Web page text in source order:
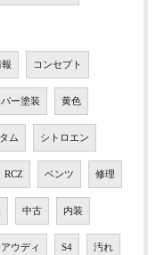
コンセプト
ー塗装 黄色
ム シトロエン
RCZ ベンツ 修理
中古 内装
アウディ S4 汚れ